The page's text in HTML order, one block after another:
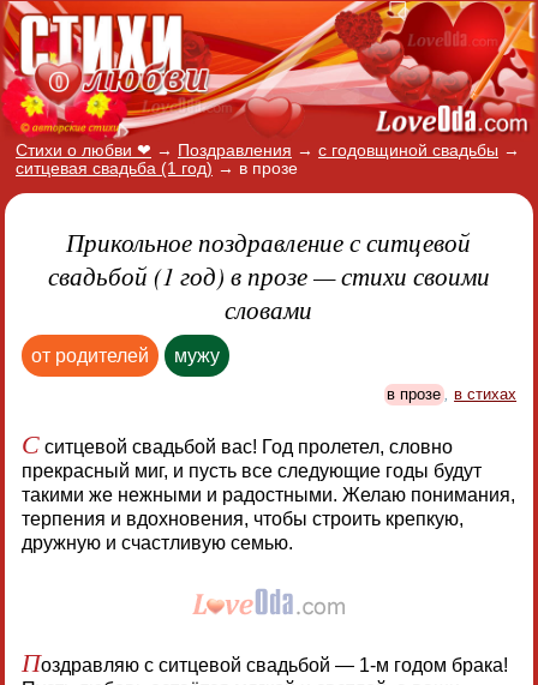
Стихи о любви ❤ → Поздравления → с годовщиной свадьбы →
ситцевая свадьба (1 год) → в прозе
Прикольное поздравление с ситцевой
свадьбой (1 год) в прозе — стихи своими
словами
от родителей мужу
в прозе , в стихах
Сситцевой свадьбой вас! Год пролетел, словно
прекрасный миг, и пусть все следующие годы будут
такими же нежными и радостными. Желаю понимания,
терпения и вдохновения, чтобы строить крепкую,
дружную и счастливую семью.
Поздравляю с ситцевой свадьбой — 1-м годом брака!